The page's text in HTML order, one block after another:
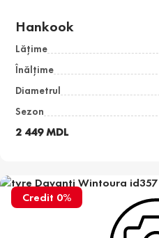
Hankook
Lăţime
Înălţime
Diametrul
Sezon
2 449 MDL
Credit 0%